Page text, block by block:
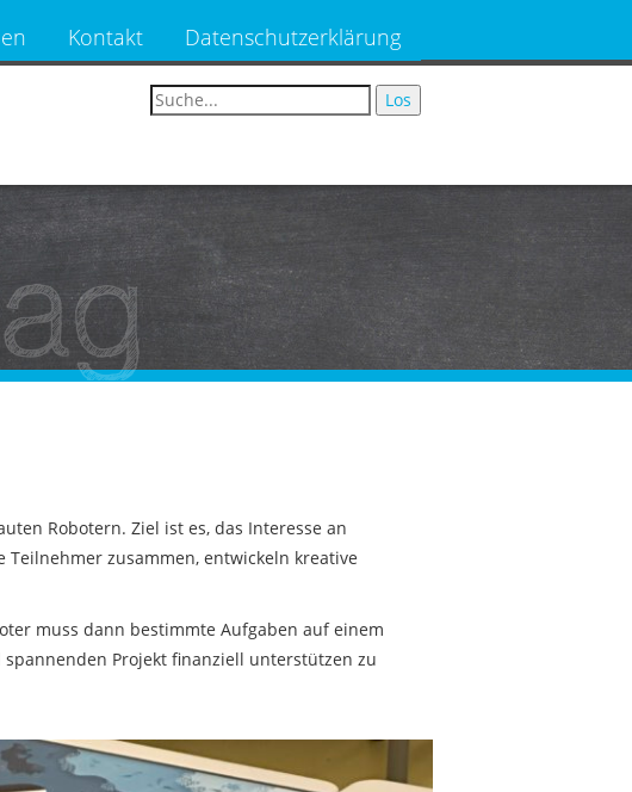
Kontakt Datenschutzerklärung
Robotern. Ziel ist es, das Interesse an
zusammen, entwickeln kreative
muss dann bestimmte Aufgaben auf einem
Projekt finanziell unterstützen zu